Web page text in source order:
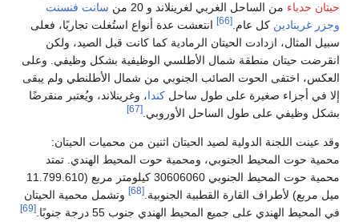
حيتان حدباء من الساحل الغربي لغرينلاند و 20 من
سانت فنسنت
وجزر غرينادين كل عام. [66]
انتعشت عدة أنواع استُغلت تجاريًا، فعلى
سبيل المثال، ازدادت الحيتان الرمادية كما كانت قبل الصيد، ولكن
انقرضت حيتان منطقة شمال الأطلسي الوظيفية بشكل وظيفي. وعلى
العكس، اختفى الحوت الصائب الجنوبي من شمال الأطلنطي ولم يبقى
إلا في أجزاء صغيرة على طول ساحل كندا، وغرينلاند، ويُعتبر منقرضًا
بشكل وظيفي على طول الساحل الأوروبي. [67]
وقد عينت اللجنة الدولية لصيد الحيتان اثنين من محميات الحيتان:
محمية حوت المحيط الجنوبي، ومحمية حوت المحيط الهندي. تمتد
محمية حوت المحيط الجنوبي 30606060 كيلومتر مربع (11.799.610
ميل مربع) لأطراف القارة القطبية الجنوبية. [68]
وتشمل محمية الحيتان
في المحيط الهندي على جميع المحيط الهندي جنوب 55 درجة جنوبًا.
[69]